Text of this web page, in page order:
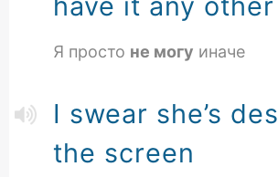
Я просто не могу иначе
I swear she’s
the screen